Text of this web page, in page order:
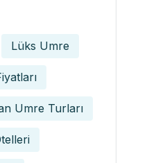
Lüks Umre
Umre Turları